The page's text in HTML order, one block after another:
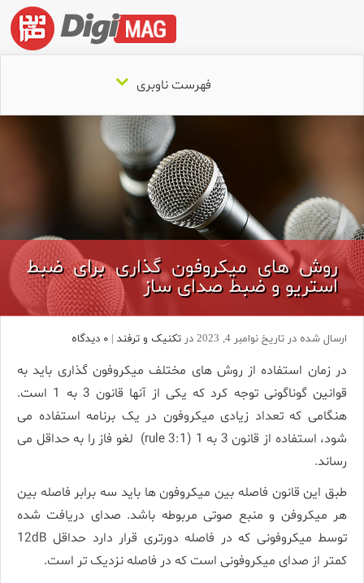
فهرست ناوبری
روش های میکروفون گذاری برای ضبط
استریو و ضبط صدای ساز
ارسال شده در تاریخ نوامبر 4, 2023 در تکنیک و ترفند | ۰ دیدگاه
در زمان استفاده از روش های مختلف میکروفون گذاری باید به
قوانین گوناگونی توجه کرد که یکی از آنها قانون 3 به 1 است.
هنگامی که تعداد زیادی میکروفون در یک برنامه استفاده می
شود، استفاده از قانون 3 به 1 (3:1 rule) لغو فاز را به حداقل می
رساند.
طبق این قانون فاصله بین میکروفون ها باید سه برابر فاصله بین
هر میکروفن و منبع صوتی مربوطه باشد. صدای دریافت شده
توسط میکروفونی که در فاصله دورتری قرار دارد حداقل 12dB
کمتر از صدای میکروفونی است که در فاصله نزدیک تر است.